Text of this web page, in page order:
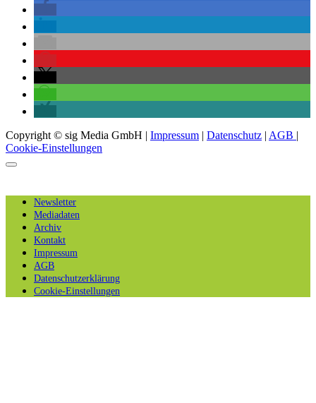
Copyright © sig Media GmbH | Impressum | Datenschutz | AGB |
Cookie-Einstellungen
Newsletter
Mediadaten
Archiv
Kontakt
Impressum
AGB
Datenschutzerklärung
Cookie-Einstellungen